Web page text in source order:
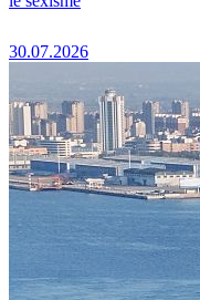
30.07.2026